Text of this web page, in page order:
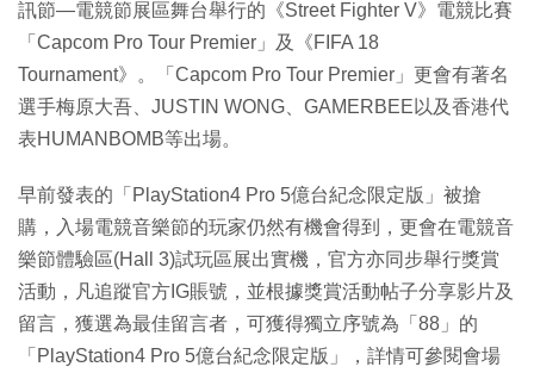
訊節—電競節展區舞台舉行的《Street Fighter V》電競比賽
「Capcom Pro Tour Premier」及《FIFA 18
Tournament》。「Capcom Pro Tour Premier」更會有著名
選手梅原大吾、JUSTIN WONG、GAMERBEE以及香港代
表HUMANBOMB等出場。
早前發表的「PlayStation4 Pro 5億台紀念限定版」被搶
購，入場電競音樂節的玩家仍然有機會得到，更會在電競音
樂節體驗區(Hall 3)試玩區展出實機，官方亦同步舉行獎賞
活動，凡追蹤官方IG賬號，並根據獎賞活動帖子分享影片及
留言，獲選為最佳留言者，可獲得獨立序號為「88」的
「PlayStation4 Pro 5億台紀念限定版」，詳情可參閱會場